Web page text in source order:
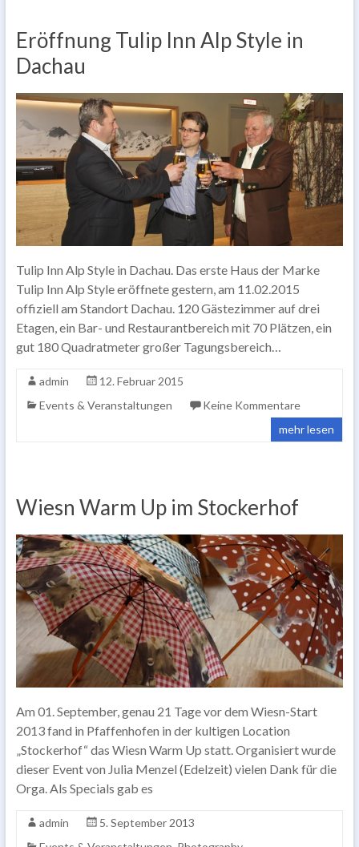
Eröffnung Tulip Inn Alp Style in
Dachau
Tulip Inn Alp Style in Dachau. Das erste Haus der Marke
Tulip Inn Alp Style eröffnete gestern, am 11.02.2015
offiziell am Standort Dachau. 120 Gästezimmer auf drei
Etagen, ein Bar- und Restaurantbereich mit 70 Plätzen, ein
gut 180 Quadratmeter großer Tagungsbereich…
admin
12. Februar 2015
Events & Veranstaltungen
Keine Kommentare
mehr lesen
Wiesn Warm Up im Stockerhof
Am 01. September, genau 21 Tage vor dem Wiesn-Start
2013 fand in Pfaffenhofen in der kultigen Location
„Stockerhof“ das Wiesn Warm Up statt. Organisiert wurde
dieser Event von Julia Menzel (Edelzeit) vielen Dank für die
Orga. Als Specials gab es
admin
5. September 2013